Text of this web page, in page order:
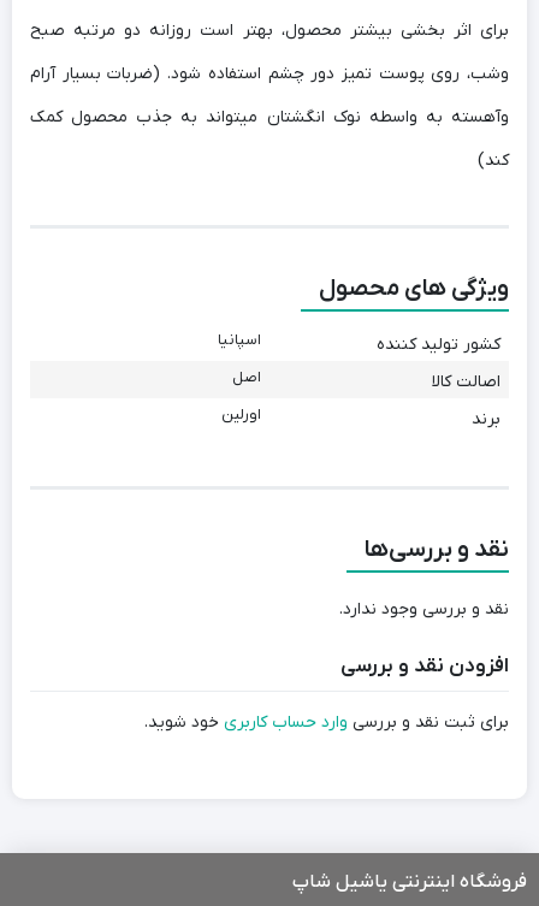
برای اثر بخشی بیشتر محصول، بهتر است روزانه دو مرتبه صبح
وشب، روی پوست تمیز دور چشم استفاده شود. (ضربات بسیار آرام
وآهسته به واسطه نوک انگشتان میتواند به جذب محصول کمک
کند)
ویژگی های محصول
کشور تولید کننده اسپانیا
اصالت کالا اصل
برند اورلین
نقد و بررسی‌ها
نقد و بررسی وجود ندارد.
افزودن نقد و بررسی
برای ثبت نقد و بررسی وارد حساب کاربری خود شوید.
فروشگاه اینترنتی یاشیل شاپ